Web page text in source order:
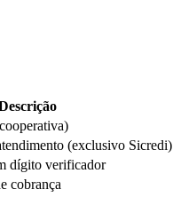
(exclusivo Sicredi)
dígito verificador
cobrança